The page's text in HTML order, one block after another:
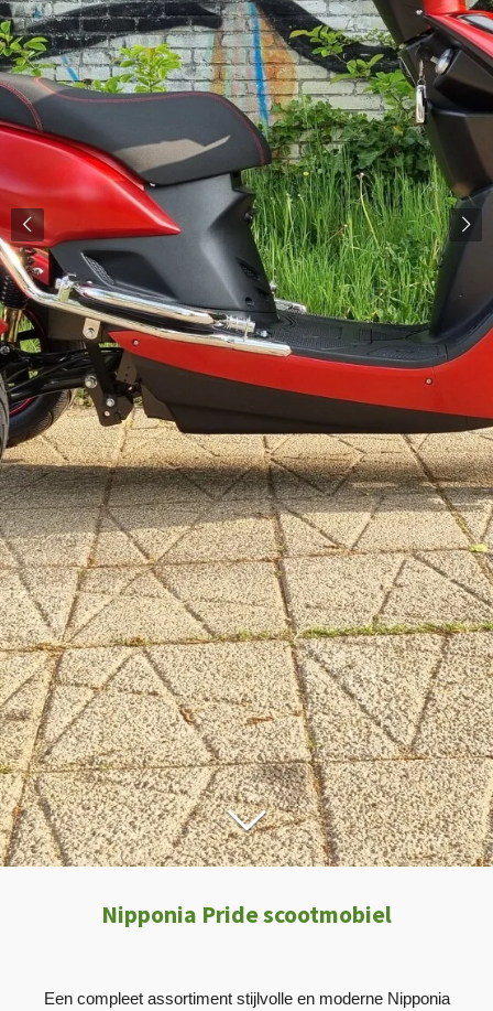
Nipponia Pride scootmobiel
Een compleet assortiment stijlvolle en moderne Nipponia